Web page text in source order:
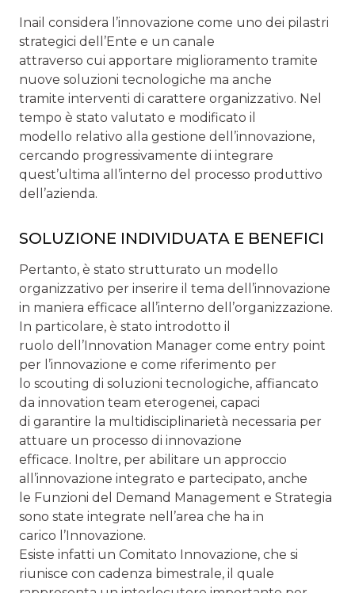
Inail considera l’innovazione come uno dei pilastri
strategici dell’Ente e un canale
attraverso cui apportare miglioramento tramite
nuove soluzioni tecnologiche ma anche
tramite interventi di carattere organizzativo. Nel
tempo è stato valutato e modificato il
modello relativo alla gestione dell’innovazione,
cercando progressivamente di integrare
quest’ultima all’interno del processo produttivo
dell’azienda.
SOLUZIONE INDIVIDUATA E BENEFICI
Pertanto, è stato strutturato un modello
organizzativo per inserire il tema dell’innovazione
in maniera efficace all’interno dell’organizzazione.
In particolare, è stato introdotto il
ruolo dell’Innovation Manager come entry point
per l’innovazione e come riferimento per
lo scouting di soluzioni tecnologiche, affiancato
da innovation team eterogenei, capaci
di garantire la multidisciplinarietà necessaria per
attuare un processo di innovazione
efficace. Inoltre, per abilitare un approccio
all’innovazione integrato e partecipato, anche
le Funzioni del Demand Management e Strategia
sono state integrate nell’area che ha in
carico l’Innovazione.
Esiste infatti un Comitato Innovazione, che si
riunisce con cadenza bimestrale, il quale